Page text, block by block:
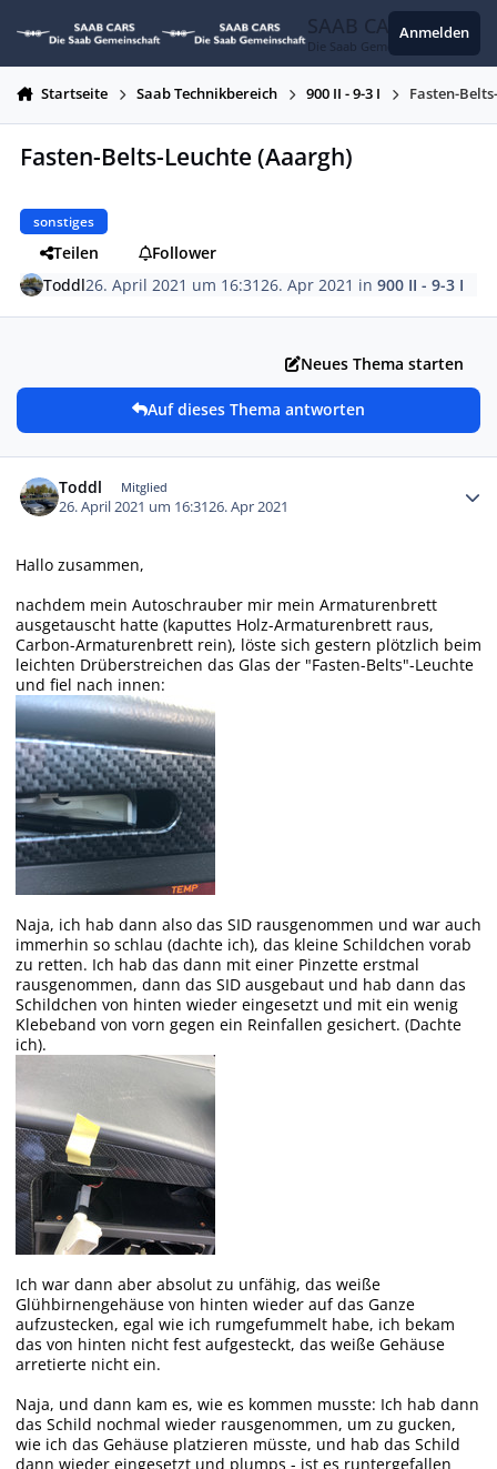
SAAB CARS
Die Saab Gemeinschaft
Anmelden
Startseite Saab Technikbereich 900 II - 9-3 I Fasten-
Fasten-Belts-Leuchte (Aaargh)
sonstiges
Teilen
Follower
Toddl26. April 2021 um 16:31 26. Apr 2021 in900 II - 9-3 I
Neues Thema starten
Auf dieses Thema antworten
Toddl Mitglied
26. April 2021 um 16:3126. Apr 2021
Hallo zusammen,
nachdem mein Autoschrauber mir mein Armaturenbrett
ausgetauscht hatte (kaputtes Holz-Armaturenbrett raus,
Carbon-Armaturenbrett rein), löste sich gestern plötzlich beim
leichten Drüberstreichen das Glas der "Fasten-Belts"-Leuchte
und fiel nach innen:
Naja, ich hab dann also das SID rausgenommen und war auch
immerhin so schlau (dachte ich), das kleine Schildchen vorab
zu retten. Ich hab das dann mit einer Pinzette erstmal
rausgenommen, dann das SID ausgebaut und hab dann das
Schildchen von hinten wieder eingesetzt und mit ein wenig
Klebeband von vorn gegen ein Reinfallen gesichert. (Dachte
ich).
Ich war dann aber absolut zu unfähig, das weiße
Glühbirnengehäuse von hinten wieder auf das Ganze
aufzustecken, egal wie ich rumgefummelt habe, ich bekam
das von hinten nicht fest aufgesteckt, das weiße Gehäuse
arretierte nicht ein.
Naja, und dann kam es, wie es kommen musste: Ich hab dann
das Schild nochmal wieder rausgenommen, um zu gucken,
wie ich das Gehäuse platzieren müsste, und hab das Schild
dann wieder eingesetzt und plumps - ist es runtergefallen